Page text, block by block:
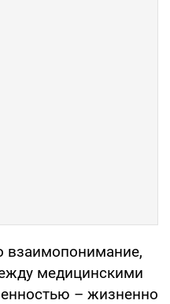
взаимопонимание,
медицинскими
– жизненно